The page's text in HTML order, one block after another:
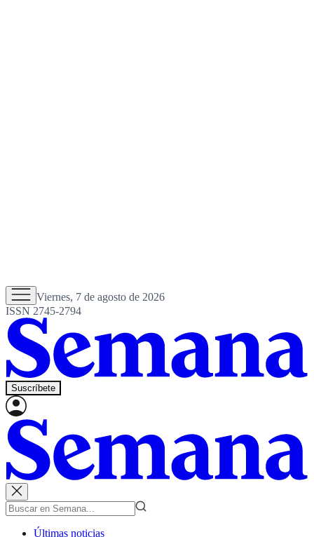
Viernes, 7 de agosto de 2026
ISSN 2745-2794
Suscríbete
Últimas noticias